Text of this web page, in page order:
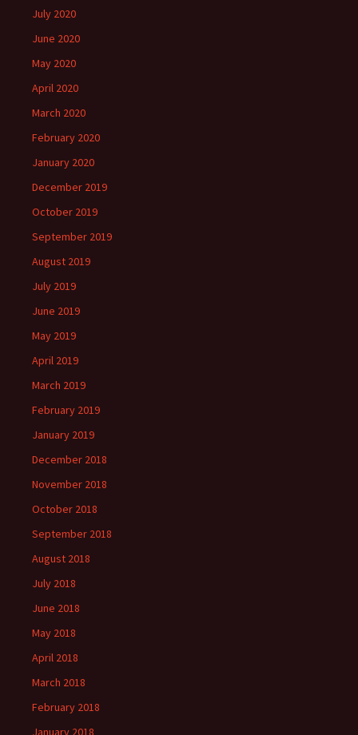
July 2020
June 2020
May 2020
April 2020
March 2020
February 2020
January 2020
December 2019
October 2019
September 2019
August 2019
July 2019
June 2019
May 2019
April 2019
March 2019
February 2019
January 2019
December 2018
November 2018
October 2018
September 2018
August 2018
July 2018
June 2018
May 2018
April 2018
March 2018
February 2018
January 2018